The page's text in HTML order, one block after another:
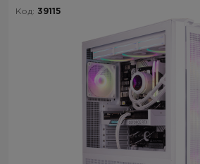
Код: 39115